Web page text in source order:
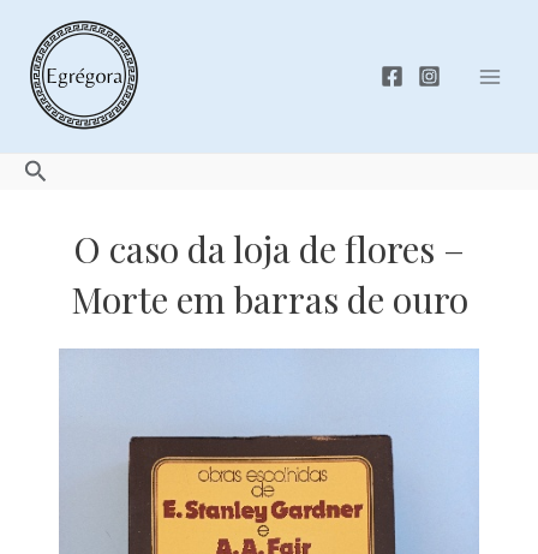
content
Search
O caso da loja de flores –
Morte em barras de ouro